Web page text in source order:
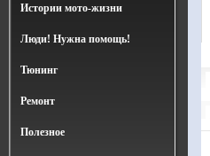
Истории мото-жизни
Люди! Нужна помощь!
Тюнинг
Ремонт
Полезное